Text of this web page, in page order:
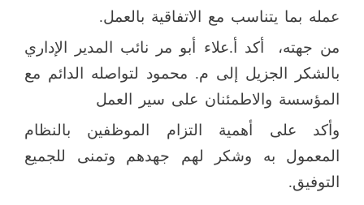
عمله بما يتناسب مع الاتفاقية بالعمل.
من جهته،
أكد أ.علاء أبو مر نائب المدير الإداري
بالشكر الجزيل إلى م. محمود لتواصله الدائم مع
المؤسسة والاطمئنان على سير العمل
وأكد على أهمية التزام الموظفين بالنظام
المعمول به وشكر لهم جهدهم وتمنى للجميع
التوفيق.